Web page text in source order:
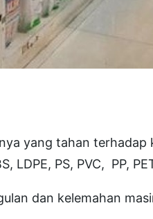
yang tahan
PS, PVC, PP,
dan kelemahan